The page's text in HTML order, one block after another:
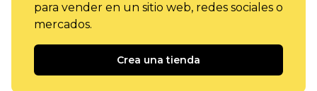
para vender en un sitio web, redes sociales o
mercados.
Crea una tienda